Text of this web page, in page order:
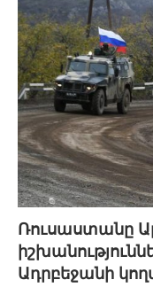
Ռուսաստանը
Ադրբեջանի